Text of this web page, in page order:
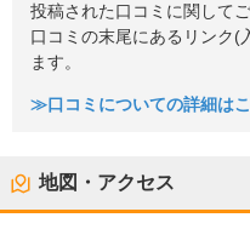
投稿された口コミに関して
口コミの末尾にあるリンク(
ます。
≫口コミについての詳細はこ
地図・アクセス